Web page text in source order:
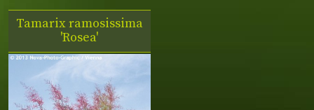
Tamarix ramosissima
'Rosea'